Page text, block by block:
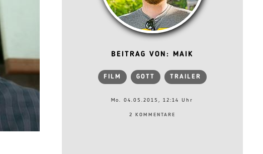
BEITRAG VON: MAIK
FILM GOTT TRAILER
Mo. 04.05.2015, 12:14 Uhr
2 KOMMENTARE